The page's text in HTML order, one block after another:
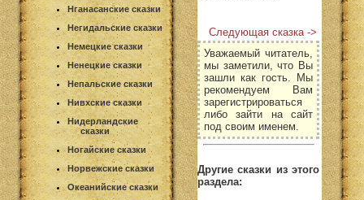
Нганасанские сказки
Негидальские сказки
Немецкие сказки
Ненецкие сказки
Непальские сказки
Нивхские сказки
Нидерландские
сказки
Ногайские сказки
Норвежские сказки
Океанийские сказки
Следующая сказка ->
Уважаемый читатель,
мы заметили, что Вы
зашли как гость. Мы
рекомендуем Вам
зарегистрироваться
либо зайти на сайт
под своим именем.
Другие сказки из этого
раздела: